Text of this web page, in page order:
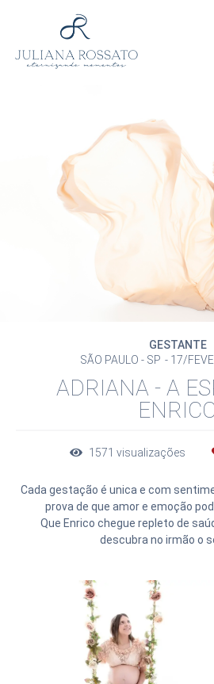
GESTANTE
SÃO PAULO - SP
17/
ADRIANA - A
1571 visualizações
Cada gestação é unica e com
prova de que amor e emoção
Que Enrico chegue repleto de
descubra no irmão o